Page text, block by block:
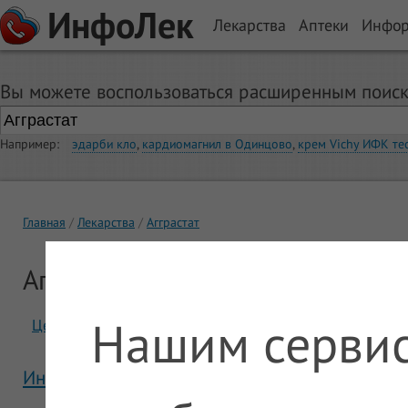
ИнфоЛек Лекарства Аптеки
Вы можете воспользоваться расширенным
Например: эдарби кло, кардиомагнил в Одинцово, крем Vichy ИФК
Главная Лекарства Агграстат
Агграстат
Цены Отзывы
Инструкция Агграстат
Нашим